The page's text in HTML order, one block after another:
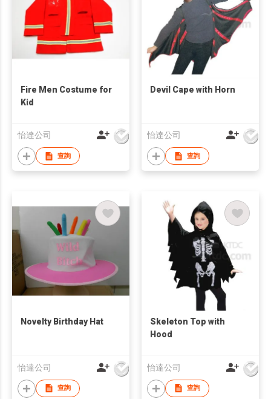
Fire Men Costume for
Kid
怡達公司
查詢
Devil Cape with Horn
怡達公司
查詢
Novelty Birthday Hat
怡達公司
查詢
Skeleton Top with
Hood
怡達公司
查詢